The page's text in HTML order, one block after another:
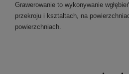
Grawerowanie to wykonywanie
przekroju i kształtach, na
powierzchniach.